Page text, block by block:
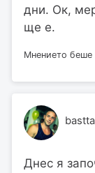
дни. Ок,
ще е.
Мнението беше
Днес я